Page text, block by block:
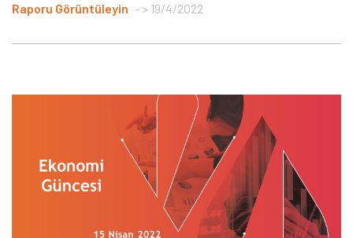
Raporu Görüntüleyin > 19/4/2022